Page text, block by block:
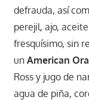
defrauda, así
perejil, ajo,
fresquísimo, sin
un American
Ross y jugo de
agua de piña,